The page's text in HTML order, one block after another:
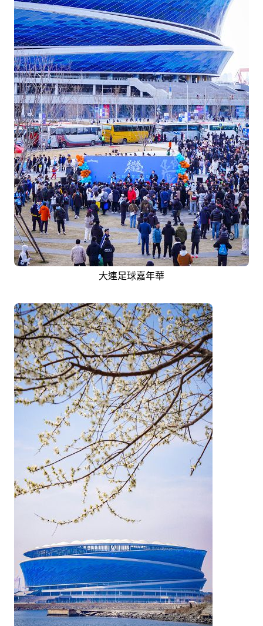
大連足球嘉年華